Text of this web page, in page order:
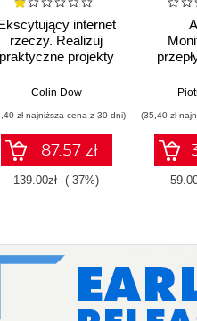
internet
rzeczy. Realizuj
praktyczne projekty
wykorzystaniem
Raspberry Pi Pico
oraz Pythona.
Wydanie II
Colin Dow
zł najniższa cena z 30 dni)
87.57 zł
139.00zł (-37%)
(35,40 zł